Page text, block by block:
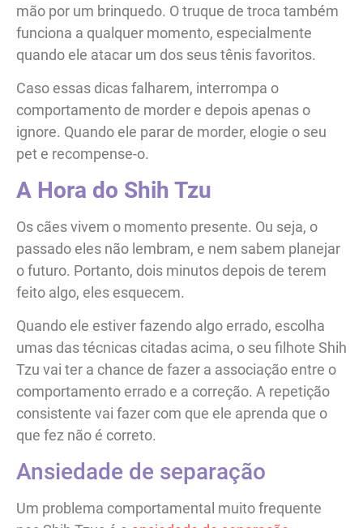
mão por um brinquedo. O truque de troca também
funciona a qualquer momento, especialmente
quando ele atacar um dos seus tênis favoritos.
Caso essas dicas falharem, interrompa o
comportamento de morder e depois apenas o
ignore. Quando ele parar de morder, elogie o seu
pet e recompense-o.
A Hora do Shih Tzu
Os cães vivem o momento presente. Ou seja, o
passado eles não lembram, e nem sabem planejar
o futuro. Portanto, dois minutos depois de terem
feito algo, eles esquecem.
Quando ele estiver fazendo algo errado, escolha
umas das técnicas citadas acima, o seu filhote Shih
Tzu vai ter a chance de fazer a associação entre o
comportamento errado e a correção. A repetição
consistente vai fazer com que ele aprenda que o
que fez não é correto.
Ansiedade de separação
Um problema comportamental muito frequente